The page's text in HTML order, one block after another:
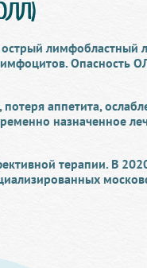
Опасность
аппетита,
назначенное
терапии. В